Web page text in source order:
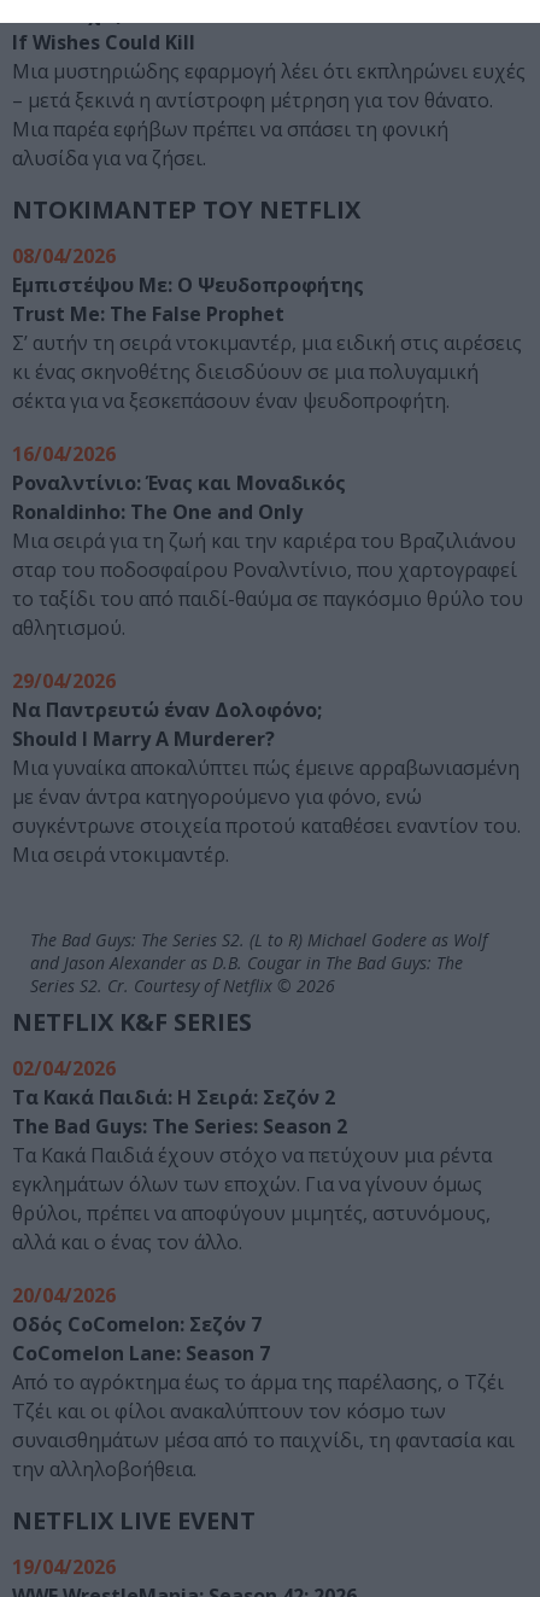
If Wishes Could Kill
Μια μυστηριώδης εφαρμογή λέει ότι εκπληρώνει ευχές
– μετά ξεκινά η αντίστροφη μέτρηση για τον θάνατο.
Μια παρέα εφήβων πρέπει να σπάσει τη φονική
αλυσίδα για να ζήσει.
ΝΤΟΚΙΜΑΝΤΕΡ ΤΟΥ NETFLIX
08/04/2026
Εμπιστέψου Με: Ο Ψευδοπροφήτης
Trust Me: The False Prophet
Σ’ αυτήν τη σειρά ντοκιμαντέρ, μια ειδική στις αιρέσεις
κι ένας σκηνοθέτης διεισδύουν σε μια πολυγαμική
σέκτα για να ξεσκεπάσουν έναν ψευδοπροφήτη.
16/04/2026
Ροναλντίνιο: Ένας και Μοναδικός
Ronaldinho: The One and Only
Μια σειρά για τη ζωή και την καριέρα του Βραζιλιάνου
σταρ του ποδοσφαίρου Ροναλντίνιο, που χαρτογραφεί
το ταξίδι του από παιδί-θαύμα σε παγκόσμιο θρύλο του
αθλητισμού.
29/04/2026
Να Παντρευτώ έναν Δολοφόνο;
Should I Marry A Murderer?
Μια γυναίκα αποκαλύπτει πώς έμεινε αρραβωνιασμένη
με έναν άντρα κατηγορούμενο για φόνο, ενώ
συγκέντρωνε στοιχεία προτού καταθέσει εναντίον του.
Μια σειρά ντοκιμαντέρ.
The Bad Guys: The Series S2. (L to R) Michael Godere as Wolf
and Jason Alexander as D.B. Cougar in The Bad Guys: The
Series S2. Cr. Courtesy of Netflix © 2026
NETFLIX K&F SERIES
02/04/2026
Τα Κακά Παιδιά: Η Σειρά: Σεζόν 2
The Bad Guys: The Series: Season 2
Τα Κακά Παιδιά έχουν στόχο να πετύχουν μια ρέντα
εγκλημάτων όλων των εποχών. Για να γίνουν όμως
θρύλοι, πρέπει να αποφύγουν μιμητές, αστυνόμους,
αλλά και ο ένας τον άλλο.
20/04/2026
Οδός CoComelon: Σεζόν 7
CoComelon Lane: Season 7
Από το αγρόκτημα έως το άρμα της παρέλασης, ο Τζέι
Τζέι και οι φίλοι ανακαλύπτουν τον κόσμο των
συναισθημάτων μέσα από το παιχνίδι, τη φαντασία και
την αλληλοβοήθεια.
NETFLIX LIVE EVENT
19/04/2026